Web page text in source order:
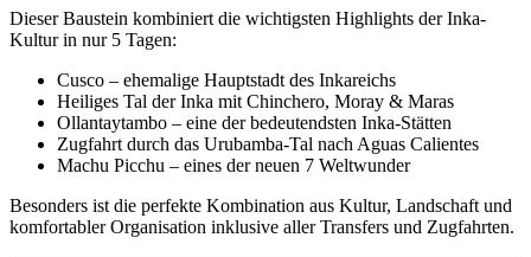
Dieser Baustein kombiniert die wichtigsten Highlights der Inka-
Kultur in nur 5 Tagen:
Cusco – ehemalige Hauptstadt des Inkareichs
Heiliges Tal der Inka mit Chinchero, Moray & Maras
Ollantaytambo – eine der bedeutendsten Inka-Stätten
Zugfahrt durch das Urubamba-Tal nach Aguas Calientes
Machu Picchu – eines der neuen 7 Weltwunder
Besonders ist die perfekte Kombination aus Kultur, Landschaft und
komfortabler Organisation inklusive aller Transfers und Zugfahrten.